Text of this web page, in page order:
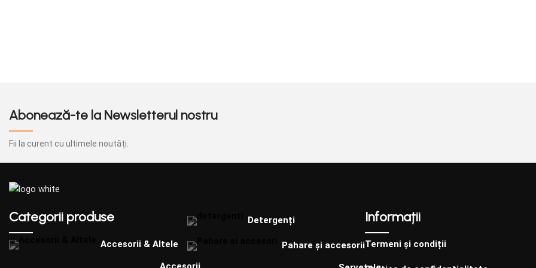
Abonează-te la Newsletterul nostru
Fii la curent cu ultimele noutăți.
Categorii produse
Accesorii & Altele
Detergenți
Pahare și accesorii
Informații
Termeni și condiții